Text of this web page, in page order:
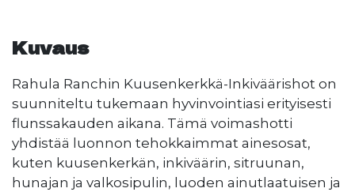
Kuvaus
Rahula Ranchin Kuusenkerkkä-Inkiväärishot on
suunniteltu tukemaan hyvinvointiasi erityisesti
flunssakauden aikana. Tämä voimashotti
yhdistää luonnon tehokkaimmat ainesosat,
kuten kuusenkerkän, inkiväärin, sitruunan,
hunajan ja valkosipulin, luoden ainutlaatuisen ja